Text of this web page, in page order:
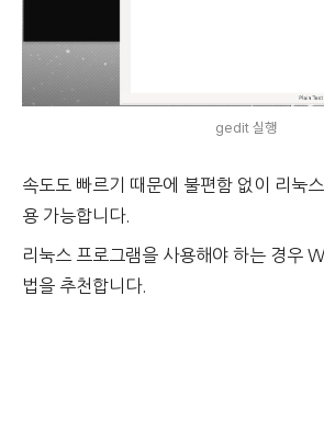
gedit 실행
속도도 빠르기 때문에 불편함 없이 리눅
용 가능합니다.
리눅스 프로그램을 사용해야 하는 경우
법을 추천합니다.